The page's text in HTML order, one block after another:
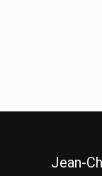
Jean-